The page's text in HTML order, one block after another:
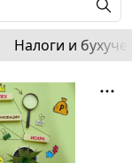
Налоги и